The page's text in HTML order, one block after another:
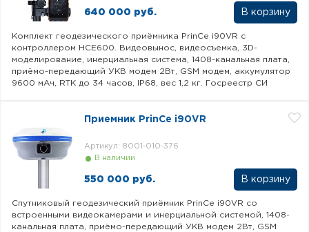
640 000 руб.
Комплект геодезического приёмника PrinCe i90VR с
контроллером HCE600. Видеовынос, видеосъемка, 3D-
моделирование, инерциальная система, 1408-канальная плата,
приёмо-передающий УКВ модем 2Вт, GSM модем, аккумулятор
9600 мАч, RTK до 34 часов, IP68, вес 1,2 кг. Госреестр СИ
Приемник PrinCe i90VR
В наличии
Артикул: 8001-010-376
550 000 руб.
Спутниковый геодезический приёмник PrinCe i90VR со
встроенными видеокамерами и инерциальной системой, 1408-
канальная плата, приёмо-передающий УКВ модем 2Вт, GSM